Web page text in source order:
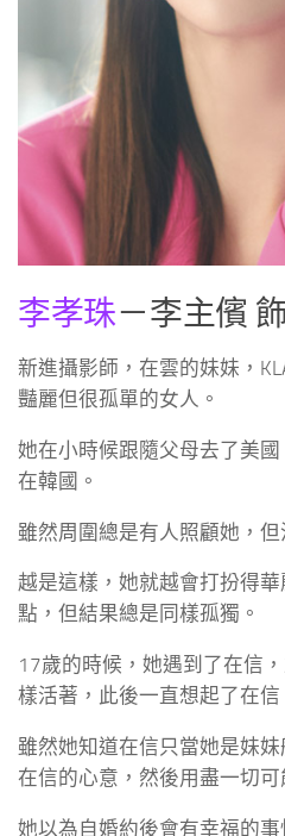
李孝珠－李主儐
新進攝影師，在雲的妹妹，
豔麗但很孤單的女人。
她在小時候跟隨父母去了美
在韓國。
雖然周圍總是有人照顧她，但
越是這樣，她就越會打扮得
點，但結果總是同樣孤獨。
17歲的時候，她遇到了在信
樣活著，此後一直想起了在信
雖然她知道在信只當她是妹
在信的心意，然後用盡一切可
她以為自婚約後會有幸福的